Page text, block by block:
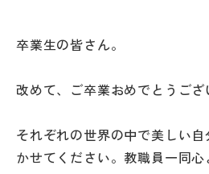
卒業生の皆さん。
改めて、ご卒業おめでとうござ
それぞれの世界の中で美しい
かせてください。教職員一同